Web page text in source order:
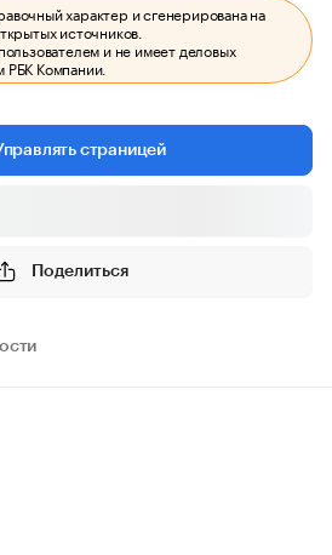
характер и сгенерирована на
источников.
и не имеет деловых
Компании.
страницей
Поделиться